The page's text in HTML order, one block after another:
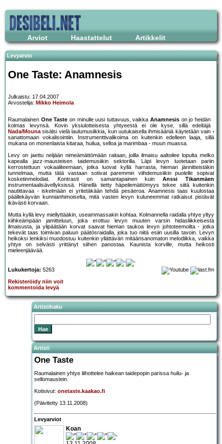
Arviot Haastattelut Artikkelit
Levyarvio
One Taste: Anamnesis
Julkaistu: 17.04.2007
Arvostelija: Mikko Heimola
Raumalainen One Taste on minulle uusi tuttavuus, vaikkaAnamnesis on jo heidän
kolmas levynsä. Kovin yksiulotteisesta yhtyeestä ei ole kyse, sillä edeltäjä
Nada/Mounasisälsi vielä laulumusiikkia, kun uutukaisella ihmisääniä käytetään vain
sanattomaan vokalisointiin. Instrumenttivalikoima on kuitenkin edelleen laaja, sillä
mukana on monenlaista kitaraa, huilua, selloa ja marimbaa - muun muassa.
Levy on jaettu neljään nimeämättömään raitaan, joilla ilmaisu aaltoilee lopulta melko
kapealla jazz-mausteisen taidemusiikin sektorilla. Läpi levyn luotetaan pariin
kerrostettuun vokaaliteemaan, jotka luovat kyllä harrasta, hieman jännitteistäkin
tunnelmaa, mutta tätä vastaan sotivat paremmin viihdemusiikin puolelle sopivat
kosketinmelodiat. Kontrasti on samantapainen kuinAnssi Tikanmäen
instrumentaalisävellyksissä. Hänellä tietty häpeilemättömyys tekee siitä kuitenkin
nautittavaa - iskelmään ei yritetäkään tehdä pesäeroa. Anamnesis taas kuulostaa
päällekäyvän kunnianhimoiselta, mitä vasten levyn kuluneemmat ratkaisut pistävät
ikävästi korvaan.
Mutta kyllä levy miellyttääkin, useammassakin kohtaa. Kolmannella raidalla yhtye yltyy
kiihkeämpään jamitteluun, joka erottuu levyn muuten varsin hidasliikkeisestä
ilmaisusta, ja ylipäätään korvat saavat hieman taukoa levyn johtoteemoilta - jotka
tekevät taas toimivan paluun päätösraidalla, joka tuo niitä esiin uusilla tavoin. Levyn
heikoksi lenkiksi muodostuu kuitenkin yllättävän mitäänsanomaton melodiikka, vaikka
yhtye on selvästi yrittänyt siihen panostaa. Kaunista korville, mutta heikosti
mieleenjäävää.
Lukukertoja: 5263
Rekisteröidy niin voit
kommentoida levyä
Artistihaku
Artisti
One Taste
Raumalainen yhtye liihottelee haikean taidepopin parissa huilu- ja
sellomaustein.
Kotisivut: onetaste.kaakao.fi
(Päivitetty 13.11.2008)
Levyarviot
Koan